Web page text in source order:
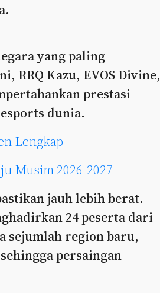
yang paling
RRQ Kazu, EVOS Divine,
prestasi
dunia.
Lengkap
Musim 2026-2027
jauh lebih berat.
24 peserta dari
sejumlah region baru,
persaingan